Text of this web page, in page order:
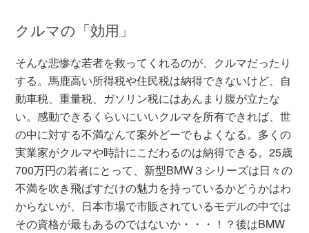
クルマの「効用」
そんな悲惨な若者を救ってくれるのが、クルマだったり
する。馬鹿高い所得税や住民税は納得できないけど、自
動車税、重量税、ガソリン税にはあんまり腹が立たな
い。感動できるくらいにいいクルマを所有できれば、世
の中に対する不満なんて案外どーでもよくなる。多くの
実業家がクルマや時計にこだわるのは納得できる。25歳
700万円の若者にとって、新型BMW３シリーズは日々の
不満を吹き飛ばすだけの魅力を持っているかどうかはわ
からないが、日本市場で市販されているモデルの中では
その資格が最もあるのではないか・・・！？後はBMW